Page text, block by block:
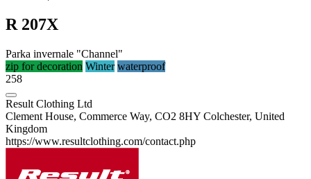
R 207X
Parka invernale "Channel"
zip for decoration Winter waterproof
258
Result Clothing Ltd
Clement House, Commerce Way, CO2 8HY Colchester, United
Kingdom
https://www.resultclothing.com/contact.php